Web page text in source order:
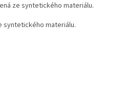
ze syntetického materiálu.
syntetického materiálu.